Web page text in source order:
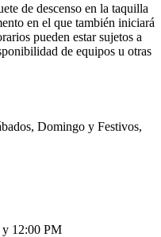
de descenso en la taquilla
en el que también iniciará
pueden estar sujetos a
de equipos u otras
Domingo y Festivos,
y 12:00 PM